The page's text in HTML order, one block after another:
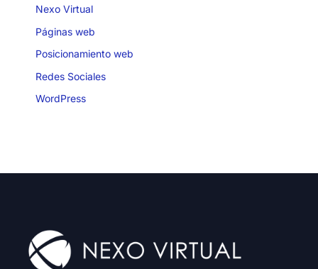
Nexo Virtual
Páginas web
Posicionamiento web
Redes Sociales
WordPress